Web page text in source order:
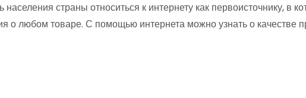
страны относиться к интернету как первоисточнику, в
о любом товаре. С помощью интернета можно узнать о качестве